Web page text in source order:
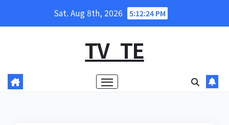
Sat. Aug 8th, 2026 5:12:25 PM
TV_TE